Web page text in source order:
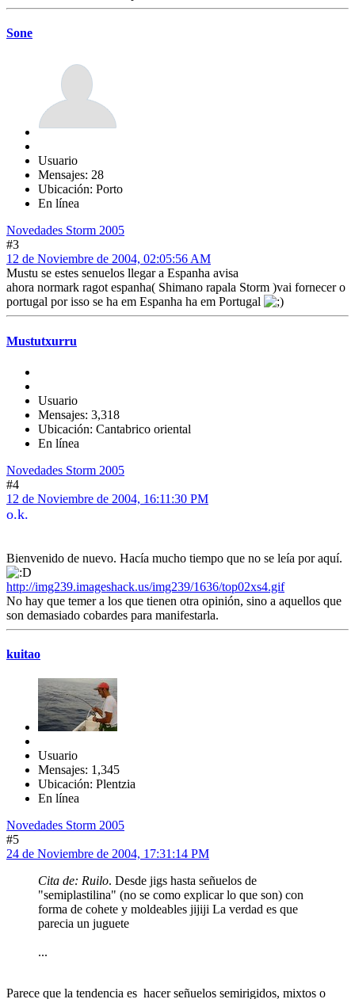
Sone
Usuario
Mensajes: 28
Ubicación: Porto
En línea
Novedades Storm 2005
#3
12 de Noviembre de 2004, 02:05:56 AM
Mustu se estes senuelos llegar a Espanha avisa
ahora normark ragot espanha( Shimano rapala Storm )vai fornecer o
portugal por isso se ha em Espanha ha em Portugal
Mustutxurru
Usuario
Mensajes: 3,318
Ubicación: Cantabrico oriental
En línea
Novedades Storm 2005
#4
12 de Noviembre de 2004, 16:11:30 PM
o.k.
Bienvenido de nuevo. Hacía mucho tiempo que no se leía por aquí.
http://img239.imageshack.us/img239/1636/top02xs4.gif
No hay que temer a los que tienen otra opinión, sino a aquellos que
son demasiado cobardes para manifestarla.
kuitao
Usuario
Mensajes: 1,345
Ubicación: Plentzia
En línea
Novedades Storm 2005
#5
24 de Noviembre de 2004, 17:31:14 PM
Cita de: Ruilo. Desde jigs hasta señuelos de
"semiplastilina" (no se como explicar lo que son) con
forma de cohete y moldeables jijiji La verdad es que
parecia un juguete
...
Parece que la tendencia es hacer señuelos semirigidos, mixtos o